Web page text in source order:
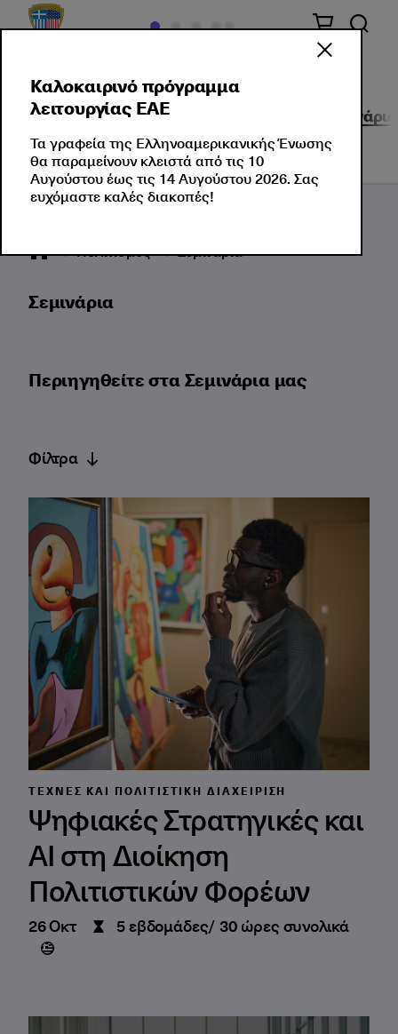
Πολιτισμός στο κέντρο Σεμινάρια
Πολιτισμός Σεμινάρια
Σεμινάρια
Περιηγηθείτε στα Σεμινάρια μας
Φίλτρα
ΤΈΧΝΕΣ ΚΑΙ ΠΟΛΙΤΙΣΤΙΚΉ ΔΙΑΧΕΊΡΙΣΗ
Ψηφιακές Στρατηγικές και
AI στη Διοίκηση
Πολιτιστικών Φορέων
26 Οκτ 5 εβδομάδες/ 30 ώρες συνολικά
Καλοκαιρινό πρόγραμμα
λειτουργίας ΕΑΕ
Τα γραφεία της Ελληνοαμερικανικής Ένωσης
θα παραμείνουν κλειστά από τις 10
Αυγούστου έως τις 14 Αυγούστου 2026. Σας
ευχόμαστε καλές διακοπές!